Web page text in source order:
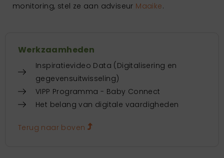
monitoring, stel ze aan adviseur Maaike.
Werkzaamheden
Inspiratievideo Data (Digitalisering en
gegevensuitwisseling)
VIPP Programma - Baby Connect
Het belang van digitale vaardigheden
Terug naar boven